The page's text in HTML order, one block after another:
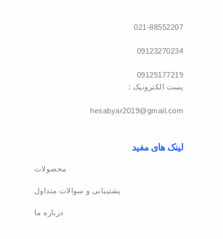
021-88552207
09123270234
09125177219
: پست الکترونیک
hesabyar2019@gmail.com
لینک های مفید
محصولات
پشتیبانی و سوالات متداول
درباره ما